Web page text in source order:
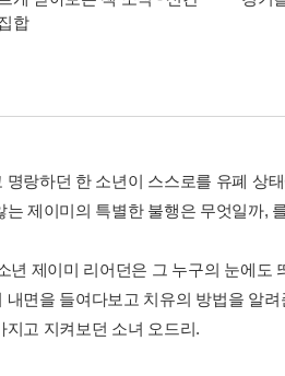
합
명랑하던 한 소년이 스스로를 유폐 상
는 제이미의 특별한 불행은 무엇일까,
년 제이미 리어던은 그 누구의 눈에도
내면을 들여다보고 치유의 방법을 알
지고 지켜보던 소녀 오드리.